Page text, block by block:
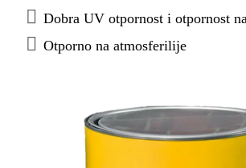
Dobra UV otpornost i otpornost
Otporno na atmosferilije